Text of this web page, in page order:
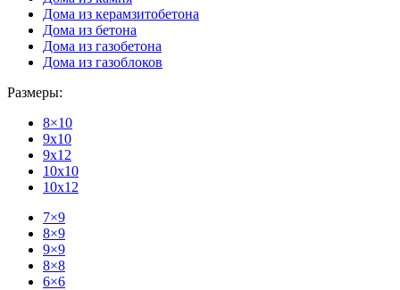
Дома из керамзитобетона
Дома из бетона
Дома из газобетона
Дома из газоблоков
Размеры:
8×10
9x10
9x12
10x10
10x12
7×9
8×9
9×9
8×8
6×6